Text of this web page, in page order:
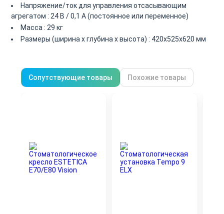
Напряжение/ток для управления отсасывaющим
агрегатом : 24 В / 0,1 A (постоянное или переменное)
Масса : 29 кг
Размеры (ширина х глубина х высота) : 420x525x620 мм
Сопутствующие товары Похожие товары